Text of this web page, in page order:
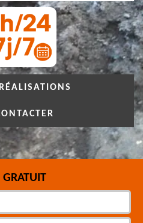
GRATUIT